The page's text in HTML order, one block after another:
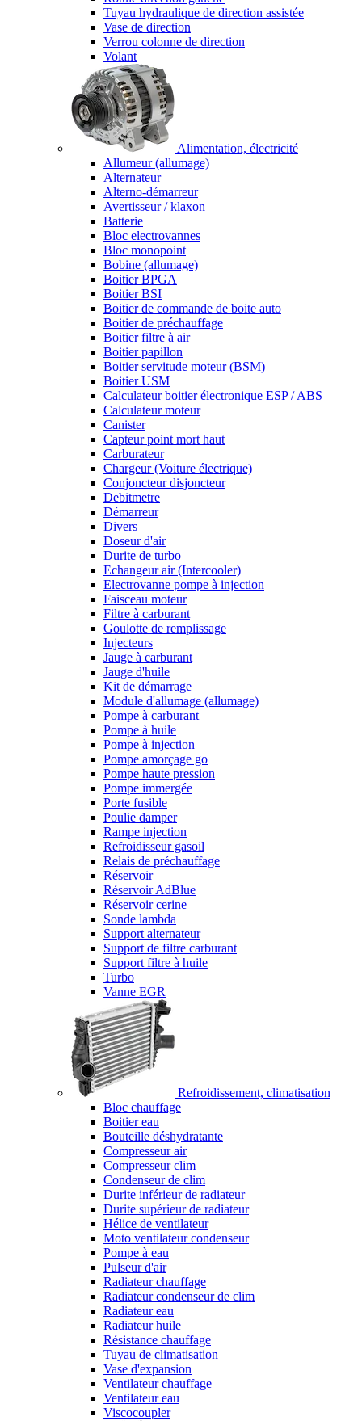
Tuyau hydraulique de direction assistée
Vase de direction
Verrou colonne de direction
Volant
Alimentation, électricité
Allumeur (allumage)
Alternateur
Alterno-démarreur
Avertisseur / klaxon
Batterie
Bloc electrovannes
Bloc monopoint
Bobine (allumage)
Boitier BPGA
Boitier BSI
Boitier de commande de boite auto
Boitier de préchauffage
Boitier filtre à air
Boitier papillon
Boitier servitude moteur (BSM)
Boitier USM
Calculateur boitier électronique ESP / ABS
Calculateur moteur
Canister
Capteur point mort haut
Carburateur
Chargeur (Voiture électrique)
Conjoncteur disjoncteur
Debitmetre
Démarreur
Divers
Doseur d'air
Durite de turbo
Echangeur air (Intercooler)
Electrovanne pompe à injection
Faisceau moteur
Filtre à carburant
Goulotte de remplissage
Injecteurs
Jauge à carburant
Jauge d'huile
Kit de démarrage
Module d'allumage (allumage)
Pompe à carburant
Pompe à huile
Pompe à injection
Pompe amorçage go
Pompe haute pression
Pompe immergée
Porte fusible
Poulie damper
Rampe injection
Refroidisseur gasoil
Relais de préchauffage
Réservoir
Réservoir AdBlue
Réservoir cerine
Sonde lambda
Support alternateur
Support de filtre carburant
Support filtre à huile
Turbo
Vanne EGR
Refroidissement, climatisation
Bloc chauffage
Boitier eau
Bouteille déshydratante
Compresseur air
Compresseur clim
Condenseur de clim
Durite inférieur de radiateur
Durite supérieur de radiateur
Hélice de ventilateur
Moto ventilateur condenseur
Pompe à eau
Pulseur d'air
Radiateur chauffage
Radiateur condenseur de clim
Radiateur eau
Radiateur huile
Résistance chauffage
Tuyau de climatisation
Vase d'expansion
Ventilateur chauffage
Ventilateur eau
Viscocoupler